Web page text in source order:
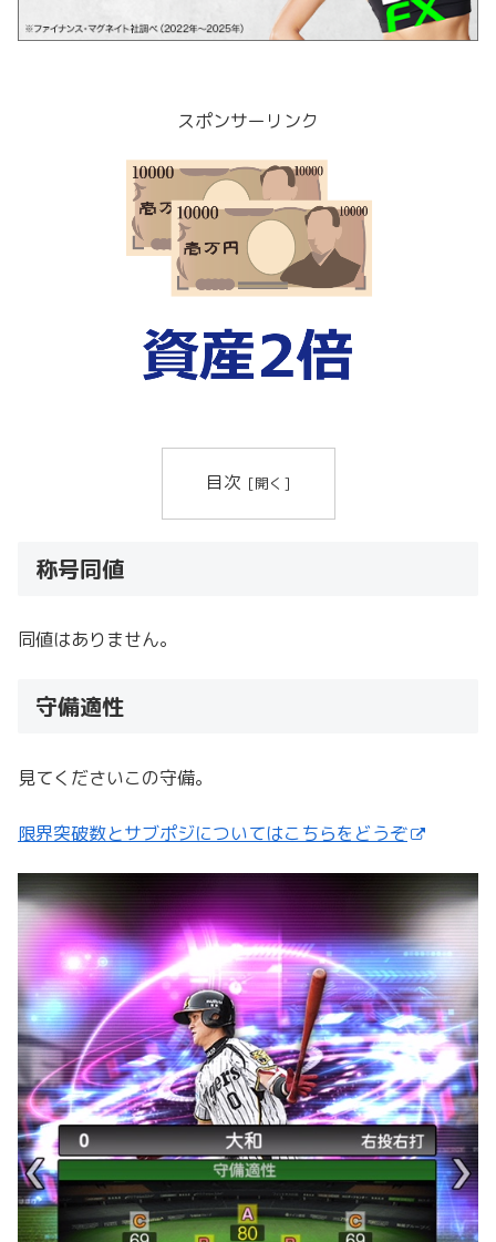
スポンサーリンク
目次
称号同値
同値はありません。
守備適性
見てくださいこの守備。
限界突破数とサブポジについてはこちらをどうぞ